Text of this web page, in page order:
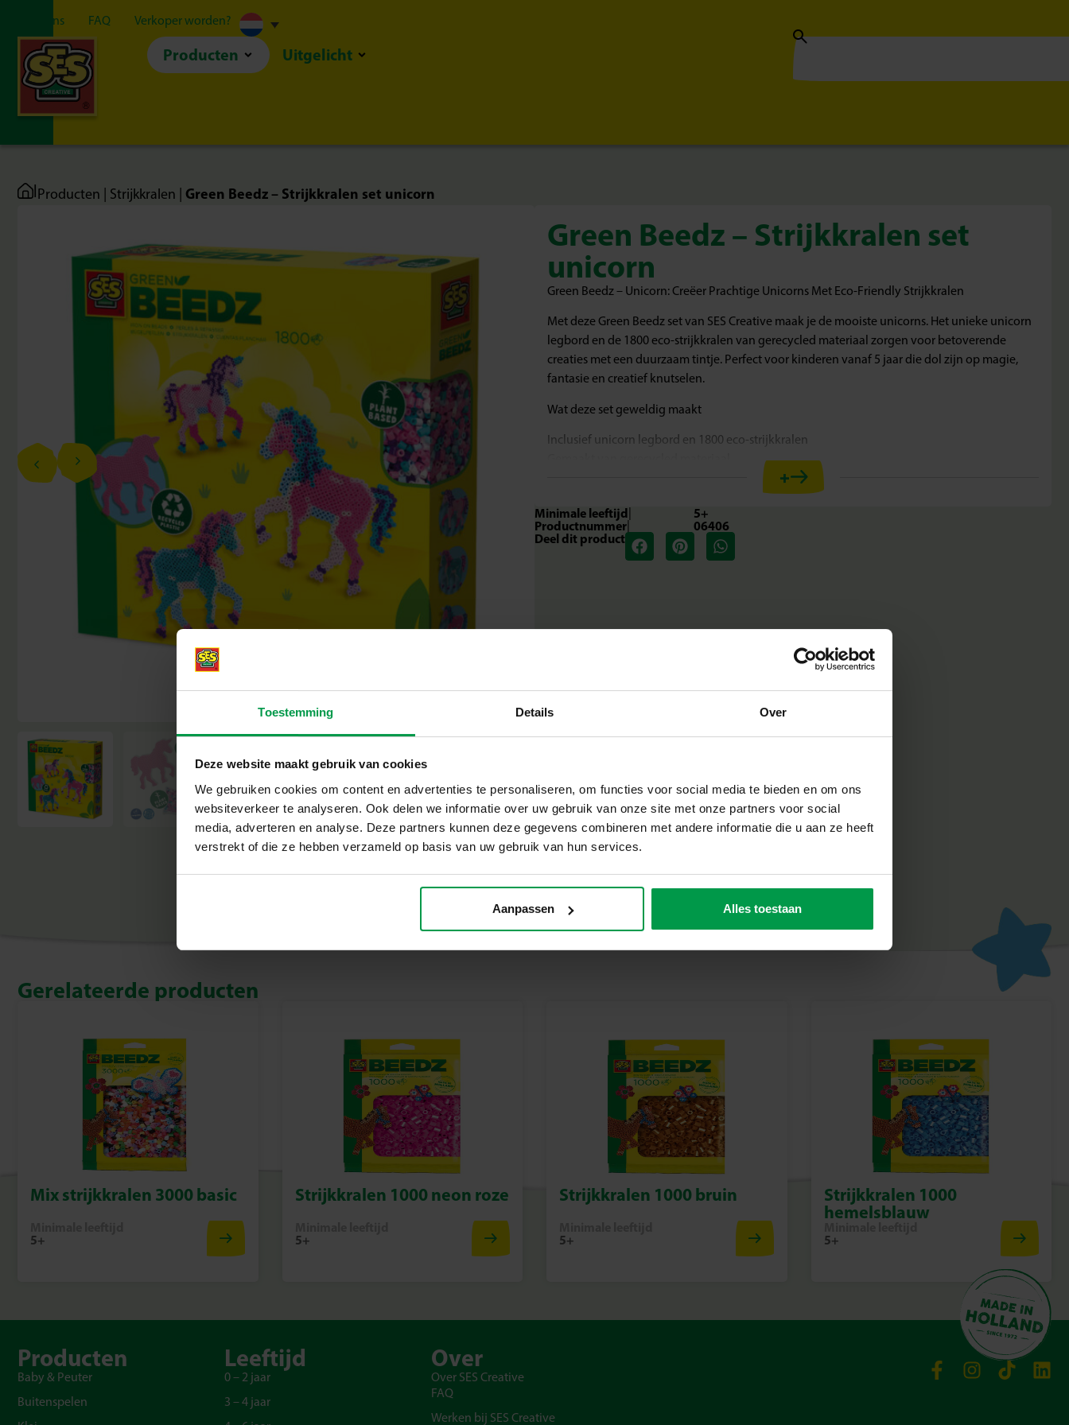
Toestemming Details Over
Deze website maakt gebruik van cookies
We gebruiken cookies om content en advertenties te personaliseren, om functies voor social media te bieden en om ons
websiteverkeer te analyseren. Ook delen we informatie over uw gebruik van onze site met onze partners voor social
media, adverteren en analyse. Deze partners kunnen deze gegevens combineren met andere informatie die u aan ze heeft
verstrekt of die ze hebben verzameld op basis van uw gebruik van hun services.
Aanpassen Alles toestaan
Over ons FAQ Verkoper worden?
Producten Uitgelicht
|Producten Strijkkralen Green Beedz – Strijkkralen set unicorn
Green Beedz – Strijkkralen set
unicorn
Green Beedz – Unicorn: Creëer Prachtige Unicorns Met Eco-Friendly Strijkkralen
Met deze Green Beedz set van SES Creative maak je de mooiste unicorns. Het unieke unicorn
legbord en de 1800 eco-strijkkralen van gerecycled materiaal zorgen voor betoverende
creaties met een duurzaam tintje. Perfect voor kinderen vanaf 5 jaar die dol zijn op magie,
fantasie en creatief knutselen.
Wat deze set geweldig maakt
Inclusief unicorn legbord en 1800 eco-strijkkralen
Stimuleert creativiteit, fijne motoriek en duurzaam bewustzijn
Laat je verbeelding stralen
Met deze eco-vriendelijke set maken kinderen hun eigen unicorns. Het stevige legbord houdt
Inhoud van de set
Waarom kiezen voor SES Creative
Bij SES Creative vinden we veiligheid en duurzaamheid erg belangrijk. Daarom worden de
met zorg voor onze planeet.
Begin vandaag nog met jouw Green Beedz avontuur
Ontdek het plezier van strijkkralen en maak de mooiste unicorns met deze duurzame set.
+
Minimale leeftijd|
5+
Productnummer|
06406
Deel dit product
Gerelateerde producten
Mix strijkkralen 3000 basic
5+
Strijkkralen 1000 neon roze
5+
Strijkkralen 1000 bruin
5+
Strijkkralen 1000
hemelsblauw
5+
Producten
Baby & Peuter
Buitenspelen
Leeftijd
0 – 2 jaar
3 – 4 jaar
Over
Over SES Creative
FAQ
Werken bij SES Creative